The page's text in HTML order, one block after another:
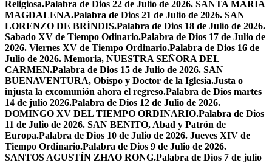
Religiosa.Palabra de Dios 22 de Julio de 2026. SANTA MARÍA
MAGDALENA.Palabra de Dios 21 de Julio de 2026. SAN
LORENZO DE BRÍNDIS.Palabra de Dios 18 de Julio de 2026.
Sabado XV de Tiempo Odinario.Palabra de Dios 17 de Julio de
2026. Viernes XV de Tiempo Ordinario.Palabra de Dios 16 de
Julio de 2026. Memoria, NUESTRA SEÑORA DEL
CARMEN.Palabra de Dios 15 de Julio de 2026. SAN
BUENAVENTURA, Obispo y Doctor de la Iglesia.Justa o
injusta la excomunión ahora el regreso.Palabra de Dios martes
14 de julio 2026.Palabra de Dios 12 de Julio de 2026.
DOMINGO XV DEL TIEMPO ORDINARIO.Palabra de Dios
11 de Julio de 2026. SAN BENITO, Abad y Patrón de
Europa.Palabra de Dios 10 de Julio de 2026. Jueves XIV de
Tiempo Ordinario.Palabra de Dios 9 de Julio de 2026.
SANTOS AGUSTÍN ZHAO RONG.Palabra de Dios 7 de julio